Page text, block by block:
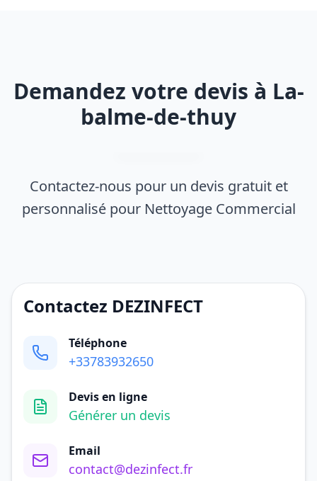
Demandez votre devis à La-
balme-de-thuy
Contactez-nous pour un devis gratuit et
personnalisé pour Nettoyage Commercial
Contactez DEZINFECT
Téléphone
+33783932650
Devis en ligne
Générer un devis
Email
contact@dezinfect.fr